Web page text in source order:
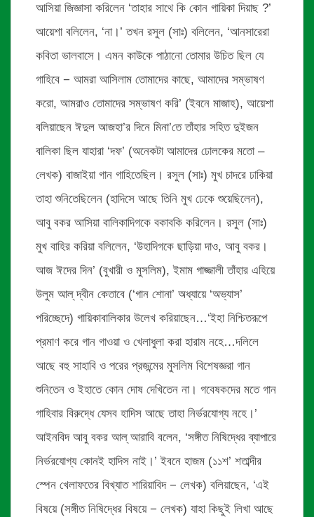
আসিয়া জিজ্ঞাসা করিলেন ‘তাহার সাথে কি কোন গায়িকা দিয়াছ ?’
আয়েশা বলিলেন, ‘না।’ তখন রসুল (সাঃ) বলিলেন, ‘আনসারেরা
কবিতা ভালবাসে। এমন কাউকে পাঠানো তোমার উচিত ছিল যে
গাহিবে − আমরা আসিলাম তোমাদের কাছে, আমাদের সম্ভাষণ
করো, আমরাও তোমাদের সম্ভাষণ করি’ (ইবনে মাজাহ), আয়েশা
বলিয়াছেন ঈদুল আজহা’র দিনে মিনা’তে তাঁহার সহিত দুইজন
বালিকা ছিল যাহারা ‘দফ’ (অনেকটা আমাদের ঢোলকের মতো –
লেখক) বাজাইয়া গান গাহিতেছিল। রসুল (সাঃ) মুখ চাদরে ঢাকিয়া
তাহা শুনিতেছিলেন (হাদিসে আছে তিনি মুখ ঢেকে শুয়েছিলেন),
আবু বকর আসিয়া বালিকাদিগকে বকাবকি করিলেন। রসুল (সাঃ)
মুখ বাহির করিয়া বলিলেন, ‘উহাদিগকে ছাড়িয়া দাও, আবু বকর।
আজ ঈদের দিন’ (বুখারী ও মুসলিম), ইমাম গাজ্জালী তাঁহার এহিয়ে
উলুম আল্ দ্বীন কেতাবে (‘গান শোনা’ অধ্যায়ে ‘অভ্যাস’
পরিচ্ছেদে) গায়িকাবালিকার উলেখ করিয়াছেন…‘ইহা নিশ্চিতরূপে
প্রমাণ করে গান গাওয়া ও খেলাধুলা করা হারাম নহে…দলিলে
আছে বহু সাহাবি ও পরের প্রজন্মের মুসলিম বিশেষজ্ঞরা গান
শুনিতেন ও ইহাতে কোন দোষ দেখিতেন না। গবেষকদের মতে গান
গাহিবার বিরুদ্ধে যেসব হাদিস আছে তাহা নির্ভরযোগ্য নহে।’
আইনবিদ আবু বকর আল্ আরাবি বলেন, ‘সঙ্গীত নিষিদ্ধের ব্যাপারে
নির্ভরযোগ্য কোনই হাদিস নাই।’ ইবনে হাজম (১১শ’ শতাব্দীর
স্পেন খেলাফতের বিখ্যাত শারিয়াবিদ − লেখক) বলিয়াছেন, ‘এই
বিষয়ে (সঙ্গীত নিষিদ্ধের বিষয়ে − লেখক) যাহা কিছুই লিখা আছে